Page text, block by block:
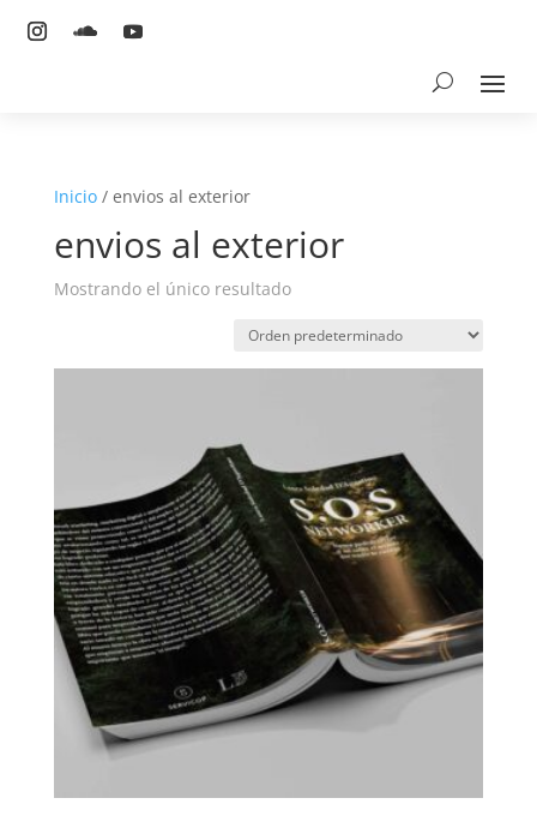
Inicio/ envios al exterior
envios al exterior
Mostrando el único resultado